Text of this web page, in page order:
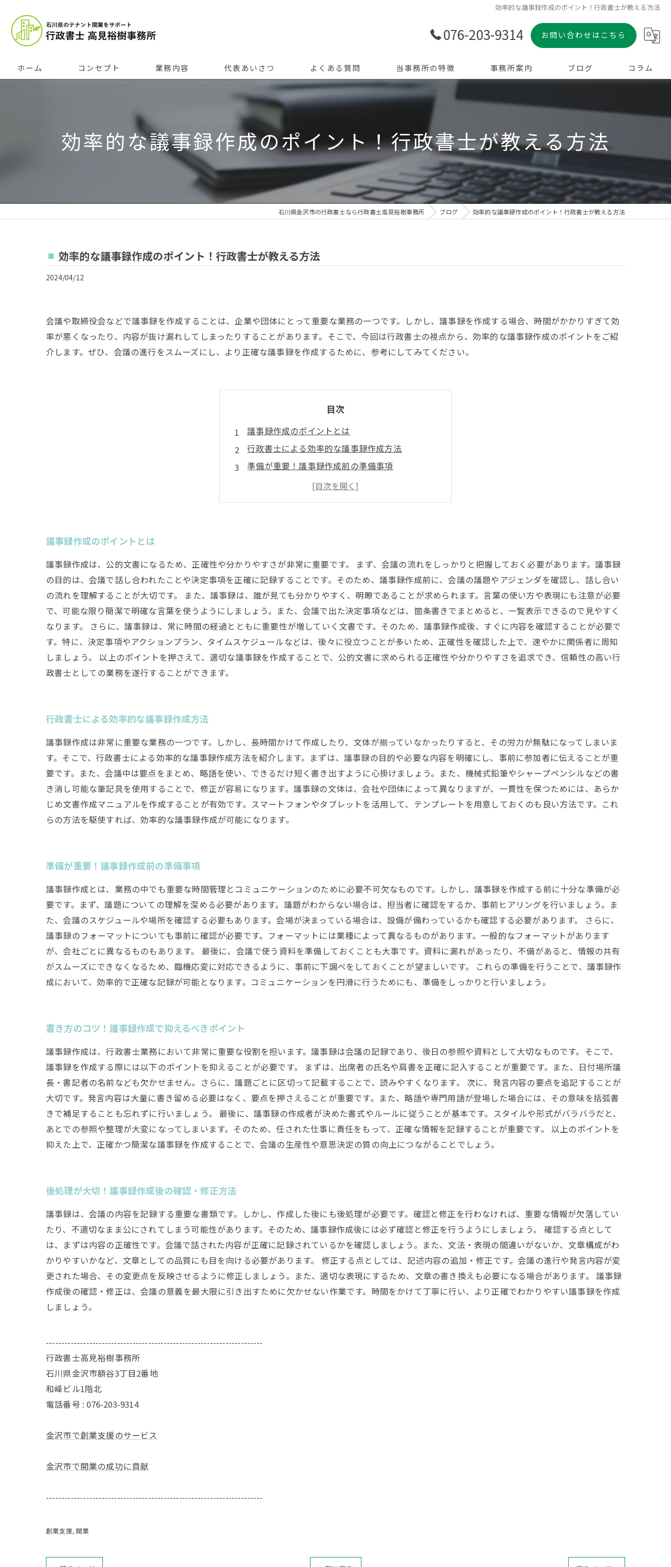
効率的な議事録作成のポイント！行政書士が教える方法
076-203-9314 お問い合わせはこちら
ホーム コンセプト 業務内容 代表あいさつ よくある質問 当事務所の特徴
許認可申請
開業
資金調達
会計記帳
事務所案内 ブログ コラム
効率的な議事録作成のポイント！行政書士が教える方法
石川県金沢市の行政書士なら行政書士高見裕樹事務所 ブログ 効率的な議事録作成のポイント！行政書士が教える方法
効率的な議事録作成のポイント！行政書士が教える方法
2024/04/12
会議や取締役会などで議事録を作成することは、企業や団体にとって重要な業務の一つです。しかし、議事録を作成する場合、時間がかかりすぎて効
率が悪くなったり、内容が抜け漏れしてしまったりすることがあります。そこで、今回は行政書士の視点から、効率的な議事録作成のポイントをご紹
介します。ぜひ、会議の進行をスムーズにし、より正確な議事録を作成するために、参考にしてみてください。
目次
議事録作成のポイントとは
行政書士による効率的な議事録作成方法
準備が重要！議事録作成前の準備事項
書き方のコツ！議事録作成で抑えるべきポイント
後処理が大切！議事録作成後の確認・修正方法
議事録作成のポイントとは
議事録作成は、公的文書になるため、正確性や分かりやすさが非常に重要です。 まず、会議の流れをしっかりと把握しておく必要があります。議事録
の目的は、会議で話し合われたことや決定事項を正確に記録することです。そのため、議事録作成前に、会議の議題やアジェンダを確認し、話し合い
の流れを理解することが大切です。 また、議事録は、誰が見ても分かりやすく、明瞭であることが求められます。言葉の使い方や表現にも注意が必要
で、可能な限り簡潔で明確な言葉を使うようにしましょう。また、会議で出た決定事項などは、箇条書きでまとめると、一覧表示できるので見やすく
なります。 さらに、議事録は、常に時間の経過とともに重要性が増していく文書です。そのため、議事録作成後、すぐに内容を確認することが必要で
す。特に、決定事項やアクションプラン、タイムスケジュールなどは、後々に役立つことが多いため、正確性を確認した上で、速やかに関係者に周知
しましょう。 以上のポイントを押さえて、適切な議事録を作成することで、公的文書に求められる正確性や分かりやすさを追求でき、信頼性の高い行
政書士としての業務を遂行することができます。
行政書士による効率的な議事録作成方法
議事録作成は非常に重要な業務の一つです。しかし、長時間かけて作成したり、文体が揃っていなかったりすると、その労力が無駄になってしまいま
す。そこで、行政書士による効率的な議事録作成方法を紹介します。まずは、議事録の目的や必要な内容を明確にし、事前に参加者に伝えることが重
要です。また、会議中は要点をまとめ、略語を使い、できるだけ短く書き出すように心掛けましょう。また、機械式鉛筆やシャープペンシルなどの書
き消し可能な筆記具を使用することで、修正が容易になります。議事録の文体は、会社や団体によって異なりますが、一貫性を保つためには、あらか
じめ文書作成マニュアルを作成することが有効です。スマートフォンやタブレットを活用して、テンプレートを用意しておくのも良い方法です。これ
らの方法を駆使すれば、効率的な議事録作成が可能になります。
準備が重要！議事録作成前の準備事項
議事録作成とは、業務の中でも重要な時間管理とコミュニケーションのために必要不可欠なものです。しかし、議事録を作成する前に十分な準備が必
要です。まず、議題についての理解を深める必要があります。議題がわからない場合は、担当者に確認をするか、事前ヒアリングを行いましょう。ま
た、会議のスケジュールや場所を確認する必要もあります。会場が決まっている場合は、設備が備わっているかも確認する必要があります。 さらに、
議事録のフォーマットについても事前に確認が必要です。フォーマットには業種によって異なるものがあります。一般的なフォーマットがあります
が、会社ごとに異なるものもあります。 最後に、会議で使う資料を準備しておくことも大事です。資料に漏れがあったり、不備があると、情報の共有
がスムーズにできなくなるため、臨機応変に対応できるように、事前に下調べをしておくことが望ましいです。 これらの準備を行うことで、議事録作
成において、効率的で正確な記録が可能となります。コミュニケーションを円滑に行うためにも、準備をしっかりと行いましょう。
書き方のコツ！議事録作成で抑えるべきポイント
議事録作成は、行政書士業務において非常に重要な役割を担います。議事録は会議の記録であり、後日の参照や資料として大切なものです。そこで、
議事録を作成する際には以下のポイントを抑えることが必要です。 まずは、出席者の氏名や肩書を正確に記入することが重要です。また、日付場所議
長・書記者の名前なども欠かせません。さらに、議題ごとに区切って記載することで、読みやすくなります。 次に、発言内容の要点を追記することが
大切です。発言内容は大量に書き留める必要はなく、要点を押さえることが重要です。また、略語や専門用語が登場した場合には、その意味を括弧書
きで補足することも忘れずに行いましょう。 最後に、議事録の作成者が決めた書式やルールに従うことが基本です。スタイルや形式がバラバラだと、
あとでの参照や整理が大変になってしまいます。そのため、任された仕事に責任をもって、正確な情報を記録することが重要です。 以上のポイントを
抑えた上で、正確かつ簡潔な議事録を作成することで、会議の生産性や意思決定の質の向上につながることでしょう。
後処理が大切！議事録作成後の確認・修正方法
議事録は、会議の内容を記録する重要な書類です。しかし、作成した後にも後処理が必要です。確認と修正を行わなければ、重要な情報が欠落してい
たり、不適切なまま公にされてしまう可能性があります。そのため、議事録作成後には必ず確認と修正を行うようにしましょう。 確認する点として
は、まずは内容の正確性です。会議で話された内容が正確に記録されているかを確認しましょう。また、文法・表現の間違いがないか、文章構成がわ
かりやすいかなど、文章としての品質にも目を向ける必要があります。 修正する点としては、記述内容の追加・修正です。会議の進行や発言内容が変
更された場合、その変更点を反映させるように修正しましょう。また、適切な表現にするため、文章の書き換えも必要になる場合があります。 議事録
作成後の確認・修正は、会議の意義を最大限に引き出すために欠かせない作業です。時間をかけて丁寧に行い、より正確でわかりやすい議事録を作成
しましょう。
----------------------------------------------------------------------
行政書士高見裕樹事務所
石川県金沢市額谷3丁目2番地
和峰ビル1階北
電話番号 : 076-203-9314
金沢市で創業支援のサービス
金沢市で開業の成功に貢献
----------------------------------------------------------------------
創業支援 開業